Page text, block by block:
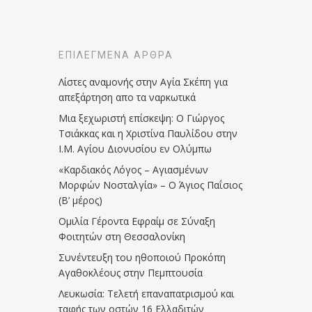
ΕΠΙΛΕΓΜΈΝΑ ΆΡΘΡΑ
Λίστες αναμονής στην Αγία Σκέπη για
απεξάρτηση απο τα ναρκωτικά
Μια ξεχωριστή επίσκεψη: Ο Γιώργος
Τσιάκκας και η Χριστίνα Παυλίδου στην
Ι.Μ. Αγίου Διονυσίου εν Ολύμπω
«Καρδιακός Λόγος – Αγιασμένων
Μορφών Νοσταλγία» – Ο Άγιος Παΐσιος
(Β’ μέρος)
Ομιλία Γέροντα Εφραίμ σε Σύναξη
Φοιτητών στη Θεσσαλονίκη
Συνέντευξη του ηθοποιού Προκόπη
Αγαθοκλέους στην Πεμπτουσία
Λευκωσία: Τελετή επαναπατρισμού και
ταφής των οστών 16 Ελλαδιτών